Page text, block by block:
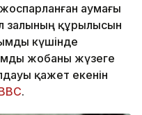
аумағы
залының құрылысын
күшінде
жобаны жүзеге
қажет екенін
.